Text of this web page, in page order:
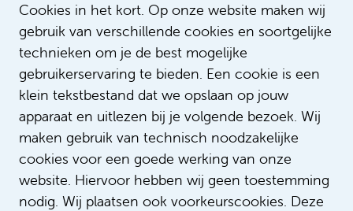
Cookies in het kort. Op onze website maken wij
gebruik van verschillende cookies en soortgelijke
technieken om je de best mogelijke
gebruikerservaring te bieden. Een cookie is een
klein tekstbestand dat we opslaan op jouw
apparaat en uitlezen bij je volgende bezoek. Wij
maken gebruik van technisch noodzakelijke
cookies voor een goede werking van onze
website. Hiervoor hebben wij geen toestemming
nodig. Wij plaatsen ook voorkeurscookies. Deze
Stuur een bericht
Deze vacatures vind je
misschien ook leuk